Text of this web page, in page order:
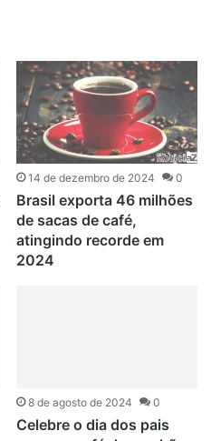
14 de dezembro de 2024 0
Brasil exporta 46 milhões
de sacas de café,
atingindo recorde em
2024
8 de agosto de 2024 0
Celebre o dia dos pais